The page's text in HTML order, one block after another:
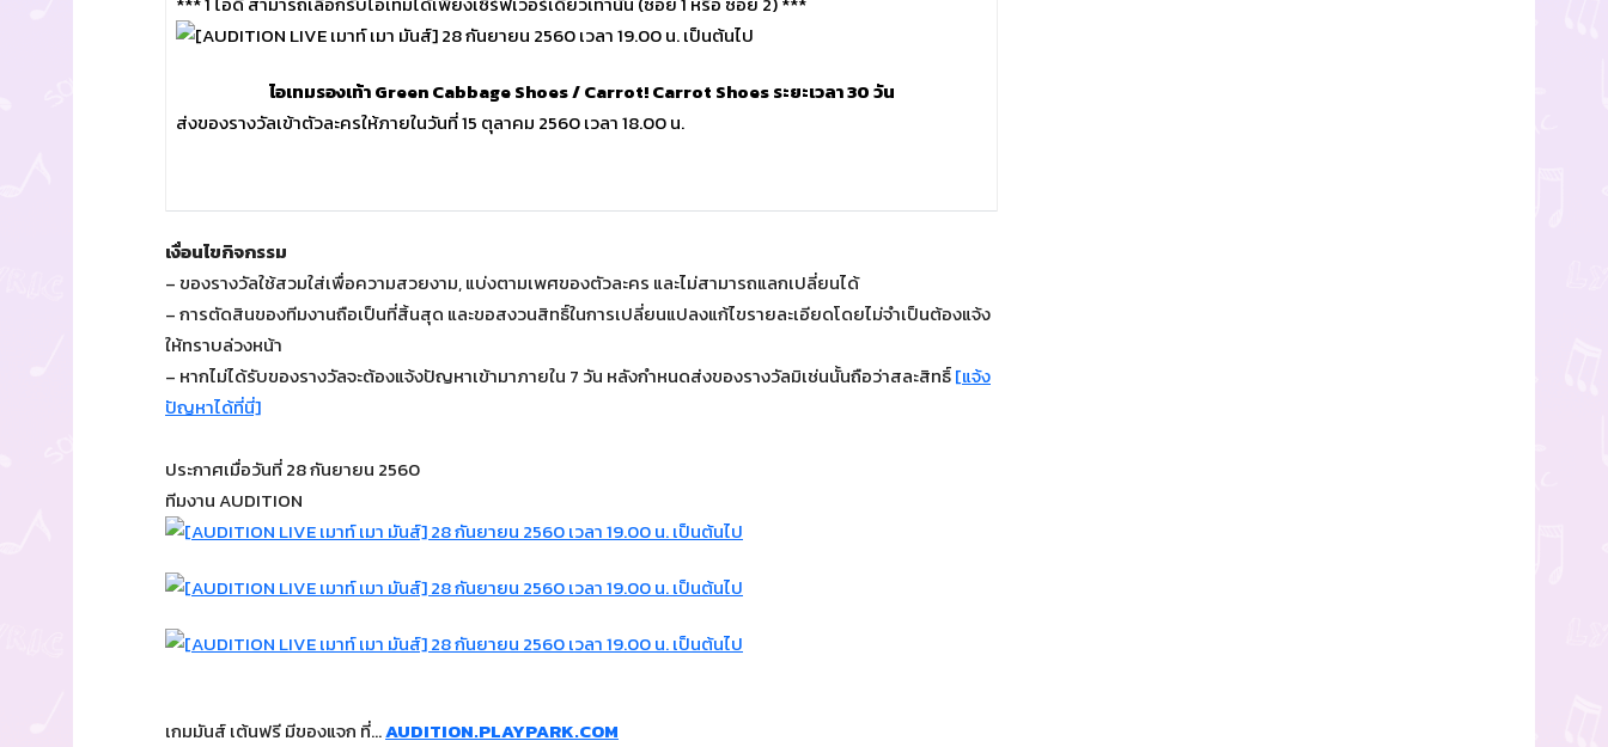
ไอเทมรองเท้า Green Cabbage Shoes / Carrot! Carrot Shoes ระยะเวลา 30 วัน
ส่งของรางวัลเข้าตัวละครให้ภายในวันที่ 15 ตุลาคม 2560 เวลา 18.00 น.
เงื่อนไขกิจกรรม
– ของรางวัลใช้สวมใส่เพื่อความสวยงาม, แบ่งตามเพศของตัวละคร และไม่สามารถแลกเปลี่ยนได้
– การตัดสินของทีมงานถือเป็นที่สิ้นสุด และขอสงวนสิทธิ์ในการเปลี่ยนแปลงแก้ไขรายละเอียดโดยไม่จำเป็นต้องแจ้ง
ให้ทราบล่วงหน้า
– หากไม่ได้รับของรางวัลจะต้องแจ้งปัญหาเข้ามาภายใน 7 วัน หลังกำหนดส่งของรางวัลมิเช่นนั้นถือว่าสละสิทธิ์[แจ้ง
ปัญหาได้ที่นี่]
ประกาศเมื่อวันที่ 28 กันยายน 2560
ทีมงาน AUDITION
เกมมันส์ เต้นฟรี มีของแจก ที่…AUDITION.PLAYPARK.COM